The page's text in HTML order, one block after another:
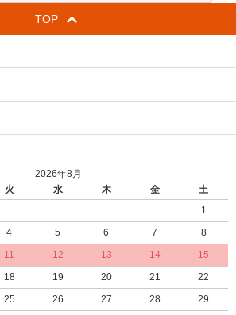
TOP
2026年8月
火 水 木 金
土
1
4 5 6 7
8
11 12 13 14
15
18 19 20 21
22
25 26 27 28
29